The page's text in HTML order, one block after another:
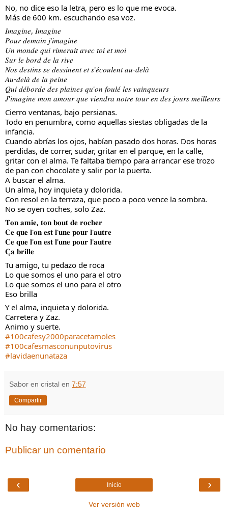
No, no dice eso la letra, pero es lo que me evoca.
Más de 600 km. escuchando esa voz.
𝐼𝑚𝑎𝑔𝑖𝑛𝑒, 𝐼𝑚𝑎𝑔𝑖𝑛𝑒
𝑃𝑜𝑢𝑟 𝑑𝑒𝑚𝑎𝑖𝑛 𝑗'𝑖𝑚𝑎𝑔𝑖𝑛𝑒
𝑈𝑛 𝑚𝑜𝑛𝑑𝑒 𝑞𝑢𝑖 𝑟𝑖𝑚𝑒𝑟𝑎𝑖𝑡 𝑎𝑣𝑒𝑐 𝑡𝑜𝑖 𝑒𝑡 𝑚𝑜𝑖
𝑆𝑢𝑟 𝑙𝑒 𝑏𝑜𝑟𝑑 𝑑𝑒 𝑙𝑎 𝑟𝑖𝑣𝑒
𝑁𝑜𝑠 𝑑𝑒𝑠𝑡𝑖𝑛𝑠 𝑠𝑒 𝑑𝑒𝑠𝑠𝑖𝑛𝑒𝑛𝑡 𝑒𝑡 𝑠'𝑒́𝑐𝑜𝑢𝑙𝑒𝑛𝑡 𝑎𝑢-𝑑𝑒𝑙𝑎̀
𝐴𝑢-𝑑𝑒𝑙𝑎̀ 𝑑𝑒 𝑙𝑎 𝑝𝑒𝑖𝑛𝑒
𝑄𝑢𝑖 𝑑𝑒́𝑏𝑜𝑟𝑑𝑒 𝑑𝑒𝑠 𝑝𝑙𝑎𝑖𝑛𝑒𝑠 𝑞𝑢'𝑜𝑛 𝑓𝑜𝑢𝑙𝑒́ 𝑙𝑒𝑠 𝑣𝑎𝑖𝑛𝑞𝑢𝑒𝑢𝑟𝑠
𝐽'𝑖𝑚𝑎𝑔𝑖𝑛𝑒 𝑚𝑜𝑛 𝑎𝑚𝑜𝑢𝑟 𝑞𝑢𝑒 𝑣𝑖𝑒𝑛𝑑𝑟𝑎 𝑛𝑜𝑡𝑟𝑒 𝑡𝑜𝑢𝑟 𝑒𝑛 𝑑𝑒𝑠 𝑗𝑜𝑢𝑟𝑠 𝑚𝑒𝑖𝑙𝑙𝑒𝑢𝑟𝑠
Cierro ventanas, bajo persianas.
Todo en penumbra, como aquellas siestas obligadas de la
infancia.
Cuando abrías los ojos, habían pasado dos horas. Dos horas
perdidas, de correr, sudar, gritar en el parque, en la calle,
gritar con el alma. Te faltaba tiempo para arrancar ese trozo
de pan con chocolate y salir por la puerta.
A buscar el alma.
Un alma, hoy inquieta y dolorida.
Con resol en la terraza, que poco a poco vence la sombra.
No se oyen coches, solo Zaz.
𝐓𝐨𝐧 𝐚𝐦𝐢𝐞, 𝐭𝐨𝐧 𝐛𝐨𝐮𝐭 𝐝𝐞 𝐫𝐨𝐜𝐡𝐞𝐫
𝐂𝐞 𝐪𝐮𝐞 𝐥'𝐨𝐧 𝐞𝐬𝐭 𝐥'𝐮𝐧𝐞 𝐩𝐨𝐮𝐫 𝐥'𝐚𝐮𝐭𝐫𝐞
𝐂𝐞 𝐪𝐮𝐞 𝐥'𝐨𝐧 𝐞𝐬𝐭 𝐥'𝐮𝐧𝐞 𝐩𝐨𝐮𝐫 𝐥'𝐚𝐮𝐭𝐫𝐞
𝐂̧𝐚 𝐛𝐫𝐢𝐥𝐥𝐞
Tu amigo, tu pedazo de roca
Lo que somos el uno para el otro
Lo que somos el uno para el otro
Eso brilla
Y el alma, inquieta y dolorida.
Carretera y Zaz.
Animo y suerte.
#100cafesy2000paracetamoles
#100cafesmasconunputovirus
#lavidaenunataza
Sabor en cristal en 7:57
Compartir
No hay comentarios:
Publicar un comentario
‹ ›
Inicio
Ver versión web